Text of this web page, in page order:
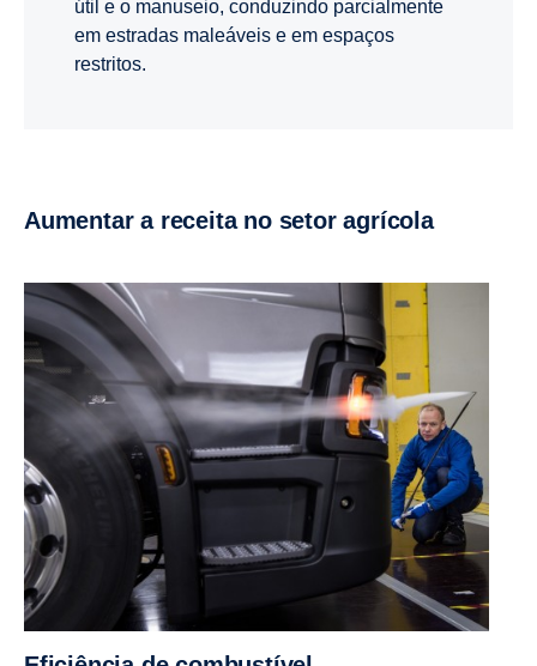
útil e o manuseio, conduzindo parcialmente
em estradas maleáveis e em espaços
restritos.
Aumentar a receita no setor agrícola